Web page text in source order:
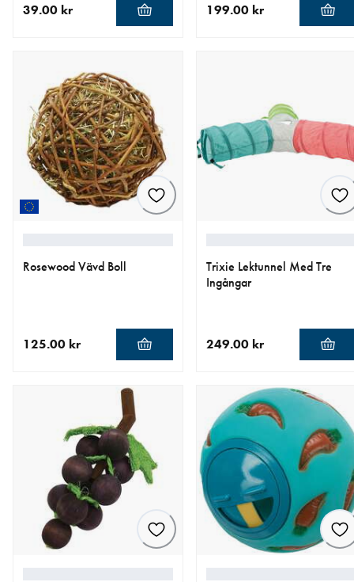
39.00 kr 199.00 kr
Rosewood Vävd Boll
125.00 kr
Trixie Lektunnel Med Tre
Ingångar
249.00 kr